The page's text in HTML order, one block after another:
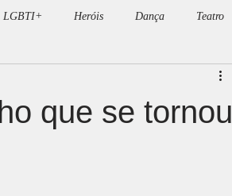
LGBTI+ Heróis Dança Teatro
que se tornou